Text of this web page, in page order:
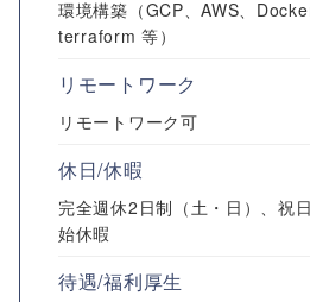
環境構築（GCP、AWS、
terraform 等）
リモートワーク
リモートワーク可
休日/休暇
完全週休2日制（土・日）、祝
始休暇
待遇/福利厚生